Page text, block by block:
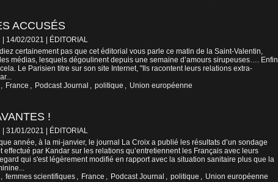
ACCUSÉS
| 14/02/2021
ÉDITORIAL
certainement pas que cet éditorial vous parle ce matin de la Saint-Valentin,
médias, lesquels dégoulinent depuis une semaine d’amours sirupeuses…. Enfin
Le Parisien titre sur son site Internet, "Ils racontent leurs relations extra-
, France , Podcast Journal , politique , Union européenne
!
| 31/01/2021
ÉDITORIAL
année, à la mi-janvier, le journal La Croix a publié les résultats d’un sondage
effectué par Kandar sur les relations qu’entretiennent les Français avec leurs
qui s'est légèrement modifié en rapport avec la situation sanitaire plus que la
, femmes scientifiques , France , Podcast Journal , politique , Union européenne